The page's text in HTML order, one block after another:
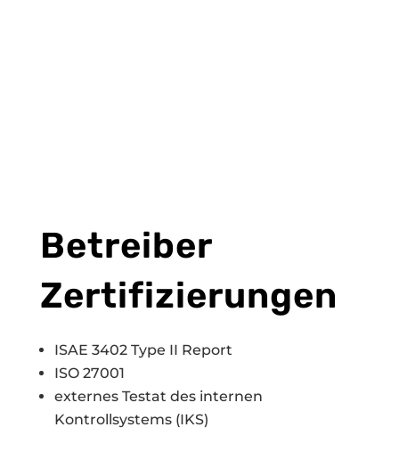
Betreiber
Zertifizierungen
ISAE 3402 Type II Report
ISO 27001
externes Testat des internen
Kontrollsystems (IKS)